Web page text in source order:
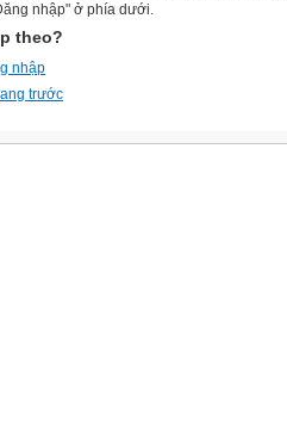
nhập" ở phía dưới.
theo?
nhập
trước